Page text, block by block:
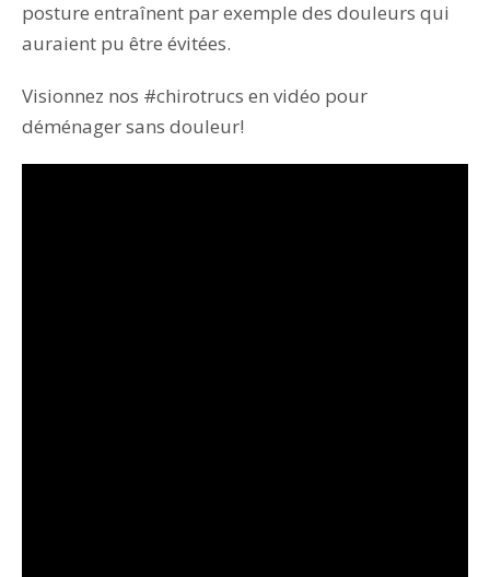
posture entraînent par exemple des douleurs qui
auraient pu être évitées.
Visionnez nos #chirotrucs en vidéo pour
déménager sans douleur!